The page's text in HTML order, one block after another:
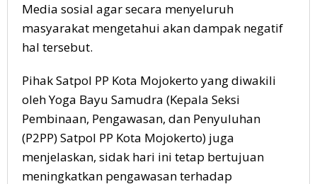
Media sosial agar secara menyeluruh
masyarakat mengetahui akan dampak negatif
hal tersebut.
Pihak Satpol PP Kota Mojokerto yang diwakili
oleh Yoga Bayu Samudra (Kepala Seksi
Pembinaan, Pengawasan, dan Penyuluhan
(P2PP) Satpol PP Kota Mojokerto) juga
menjelaskan, sidak hari ini tetap bertujuan
meningkatkan pengawasan terhadap